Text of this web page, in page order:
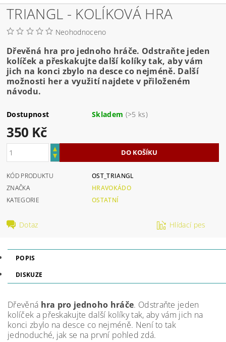
TRIANGL - KOLÍKOVÁ HRA
Neohodnoceno
Dřevěná hra pro jednoho hráče. Odstraňte jeden
kolíček a přeskakujte další kolíky tak, aby vám
jich na konci zbylo na desce co nejméně. Další
možnosti her a využití najdete v přiloženém
návodu.
Dostupnost Skladem (>5 ks)
350 Kč
KÓD PRODUKTU
OST_TRIANGL
ZNAČKA
HRAVOKÁDO
KATEGORIE
OSTATNÍ
Dotaz Hlídací pes
POPIS
DISKUZE
Dřevěná hra pro jednoho hráče. Odstraňte jeden
kolíček a přeskakujte další kolíky tak, aby vám jich na
konci zbylo na desce co nejméně. Není to tak
jednoduché, jak se na první pohled zdá.